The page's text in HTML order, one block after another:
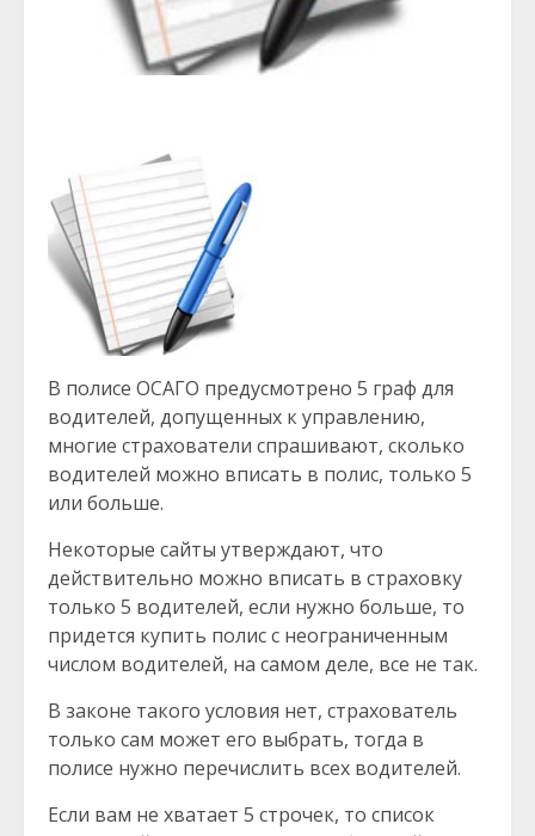
В полисе ОСАГО предусмотрено 5 граф для
водителей, допущенных к управлению,
многие страхователи спрашивают, сколько
водителей можно вписать в полис, только 5
или больше.
Некоторые сайты утверждают, что
действительно можно вписать в страховку
только 5 водителей, если нужно больше, то
придется купить полис с неограниченным
числом водителей, на самом деле, все не так.
В законе такого условия нет, страхователь
только сам может его выбрать, тогда в
полисе нужно перечислить всех водителей.
Если вам не хватает 5 строчек, то список